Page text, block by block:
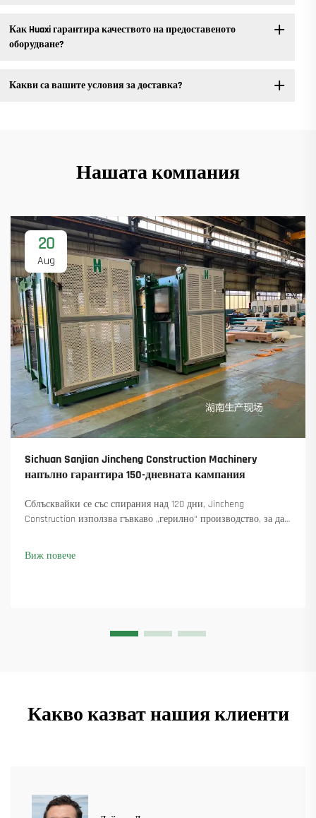
Как Huaxi гарантира качеството на предоставеното
оборудване?
Какви са вашите условия за доставка?
Нашата компания
20
Aug
Sichuan Sanjian Jincheng Construction Machinery
напълно гарантира 150-дневната кампания
Сблъсквайки се със спирания над 120 дни, Jincheng
Construction използва гъвкаво „герилно“ производство, за да
Вижте как са поддържали производството в движение.
Виж повече
Какво казват нашия клиенти